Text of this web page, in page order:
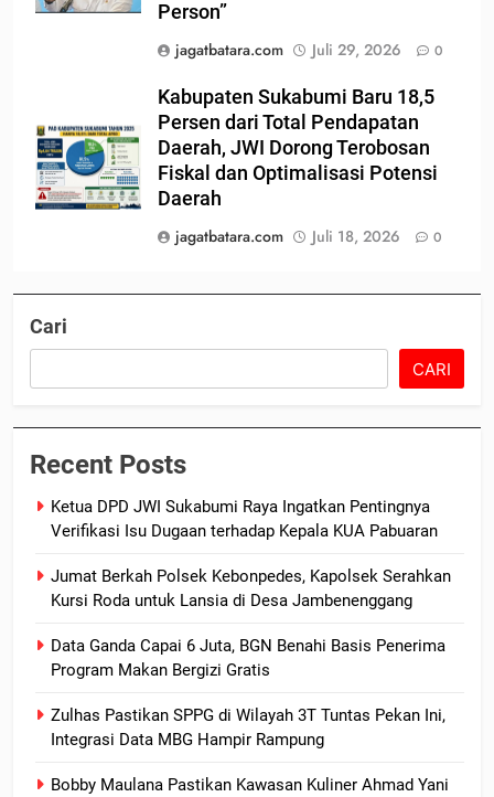
Person”
jagatbatara.com
Juli 29, 2026 0
Kabupaten Sukabumi Baru 18,5
Persen dari Total Pendapatan
Daerah, JWI Dorong Terobosan
Fiskal dan Optimalisasi Potensi
Daerah
jagatbatara.com
Juli 18, 2026 0
Cari
CARI
Recent Posts
Ketua DPD JWI Sukabumi Raya Ingatkan Pentingnya
Verifikasi Isu Dugaan terhadap Kepala KUA Pabuaran
Jumat Berkah Polsek Kebonpedes, Kapolsek Serahkan
Kursi Roda untuk Lansia di Desa Jambenenggang
Data Ganda Capai 6 Juta, BGN Benahi Basis Penerima
Program Makan Bergizi Gratis
Zulhas Pastikan SPPG di Wilayah 3T Tuntas Pekan Ini,
Integrasi Data MBG Hampir Rampung
Bobby Maulana Pastikan Kawasan Kuliner Ahmad Yani